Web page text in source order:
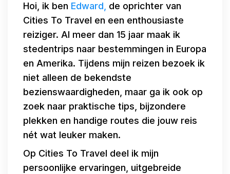
Hoi, ik ben Edward, de oprichter van
Cities To Travel en een enthousiaste
reiziger. Al meer dan 15 jaar maak ik
stedentrips naar bestemmingen in Europa
en Amerika. Tijdens mijn reizen bezoek ik
niet alleen de bekendste
bezienswaardigheden, maar ga ik ook op
zoek naar praktische tips, bijzondere
plekken en handige routes die jouw reis
nét wat leuker maken.
Op Cities To Travel deel ik mijn
persoonlijke ervaringen, uitgebreide